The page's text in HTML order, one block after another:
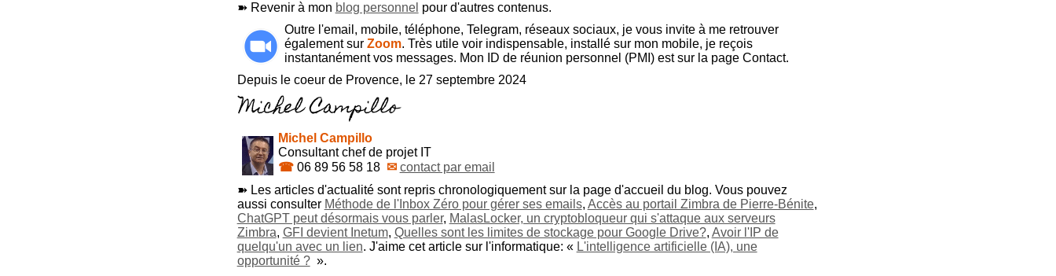
➽ Revenir à mon blog personnel pour d'autres contenus.
Outre l'email, mobile, téléphone, Telegram, réseaux sociaux, je vous invite à me retrouver
également sur Zoom. Très utile voir indispensable, installé sur mon mobile, je reçois
instantanément vos messages. Mon ID de réunion personnel (PMI) est sur la page Contact.
Depuis le coeur de Provence, le 27 septembre 2024
Michel Campillo
Consultant chef de projet IT
☎ 06 89 56 58 18 ✉ contact par email
➽ Les articles d'actualité sont repris chronologiquement sur la page d'accueil du blog. Vous pouvez
aussi consulter Méthode de l'Inbox Zéro pour gérer ses emails, Accès au portail Zimbra de Pierre-Bénite,
ChatGPT peut désormais vous parler, MalasLocker, un cryptobloqueur qui s'attaque aux serveurs
Zimbra, GFI devient Inetum, Quelles sont les limites de stockage pour Google Drive?, Avoir l'IP de
quelqu'un avec un lien. J'aime cet article sur l'informatique: « L'intelligence artificielle (IA), une
opportunité ?».